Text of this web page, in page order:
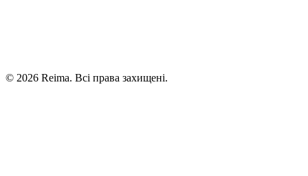
© 2026 Reima. Всі права захищені.